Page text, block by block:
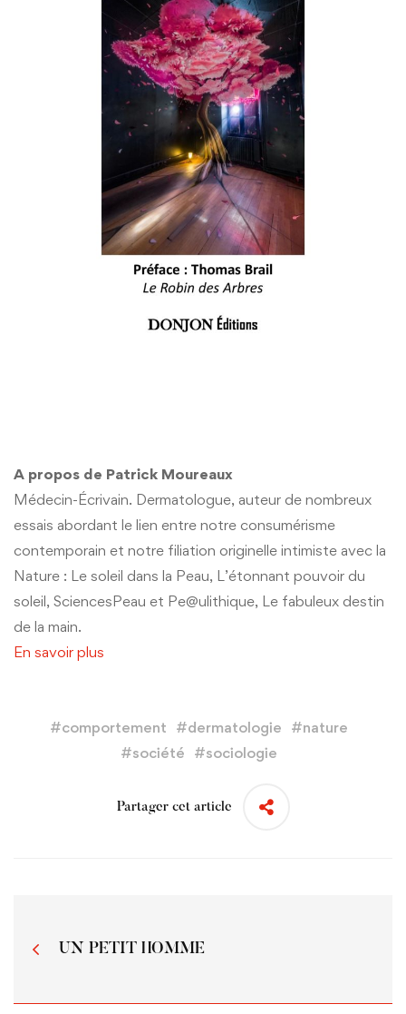
A propos de Patrick Moureaux
Médecin-Écrivain. Dermatologue, auteur de nombreux
essais abordant le lien entre notre consumérisme
contemporain et notre filiation originelle intimiste avec la
Nature : Le soleil dans la Peau, L’étonnant pouvoir du
soleil, SciencesPeau et Pe@ulithique, Le fabuleux destin
de la main.
En savoir plus
#comportement #dermatologie #nature
#société #sociologie
Partager cet article
UN PETIT HOMME